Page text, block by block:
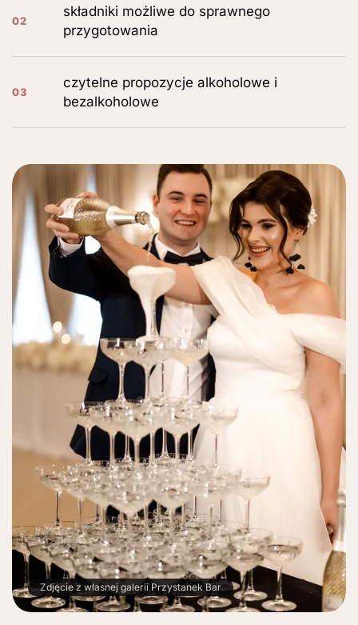
02
składniki możliwe do sprawnego
przygotowania
03
czytelne propozycje alkoholowe i
bezalkoholowe
Zdjęcie z własnej galerii Przystanek Bar